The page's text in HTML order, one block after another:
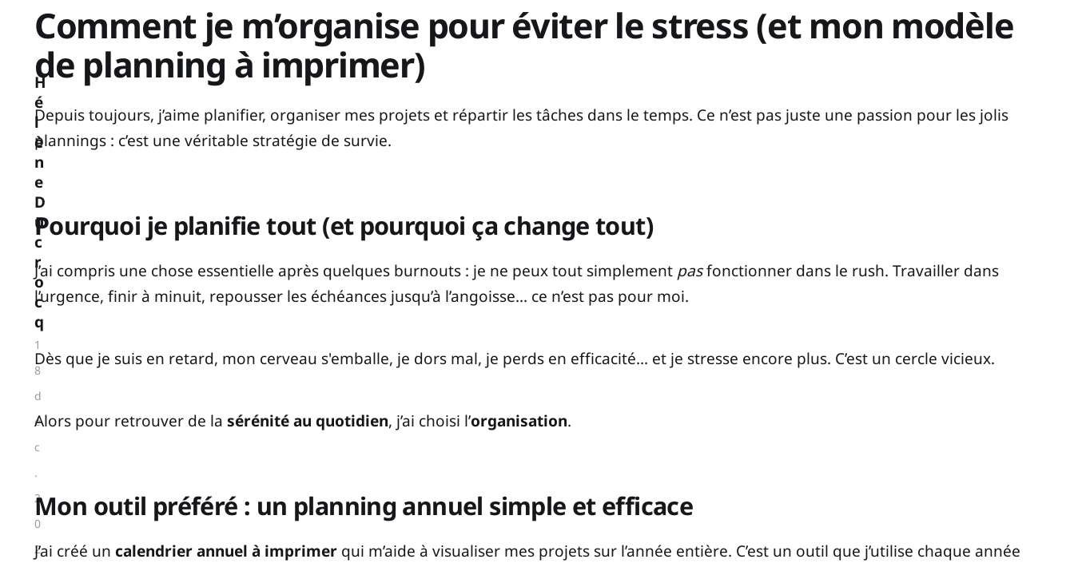
Comment je m’organise pour éviter le stress (et mon modèle
de planning à imprimer)
Depuis toujours, j’aime planifier, organiser mes projets et répartir les tâches dans le temps. Ce n’est pas juste une passion pour les jolis
plannings : c’est une véritable stratégie de survie.
Pourquoi je planifie tout (et pourquoi ça change tout)
J’ai compris une chose essentielle après quelques burnouts : je ne peux tout simplement pasfonctionner dans le rush. Travailler dans
l’urgence, finir à minuit, repousser les échéances jusqu’à l’angoisse… ce n’est pas pour moi.
Dès que je suis en retard, mon cerveau s'emballe, je dors mal, je perds en efficacité… et je stresse encore plus. C’est un cercle vicieux.
Alors pour retrouver de lasérénité au quotidien, j’ai choisi l’organisation.
Mon outil préféré : un planning annuel simple et efficace
J’ai créé un calendrier annuel à imprimer qui m’aide à visualiser mes projets sur l’année entière. C’est un outil que j’utilise chaque année
H
é
l
è
n
e
D
u
c
r
o
c
q
1
8
d
é
c
.
2
0
2